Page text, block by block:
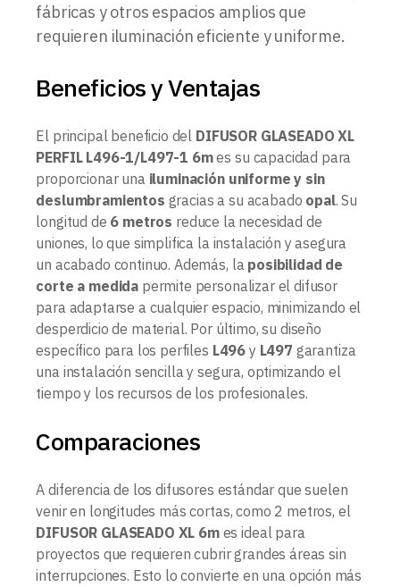
fábricas y otros espacios amplios que
requieren iluminación eficiente y uniforme.
Beneficios y Ventajas
El principal beneficio del DIFUSOR GLASEADO XL
PERFIL L496-1/L497-1 6mes su capacidad para
proporcionar una iluminación uniforme y sin
deslumbramientos gracias a su acabado opal. Su
longitud de 6 metros reduce la necesidad de
uniones, lo que simplifica la instalación y asegura
un acabado continuo. Además, la posibilidad de
corte a medida permite personalizar el difusor
para adaptarse a cualquier espacio, minimizando el
desperdicio de material. Por último, su diseño
específico para los perfiles L496 y L497 garantiza
una instalación sencilla y segura, optimizando el
tiempo y los recursos de los profesionales.
Comparaciones
A diferencia de los difusores estándar que suelen
venir en longitudes más cortas, como 2 metros, el
DIFUSOR GLASEADO XL 6mes ideal para
proyectos que requieren cubrir grandes áreas sin
interrupciones. Esto lo convierte en una opción más